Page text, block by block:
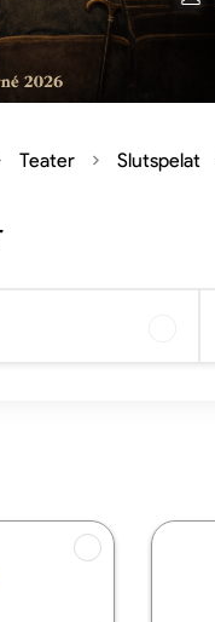
Teater Slutspelat